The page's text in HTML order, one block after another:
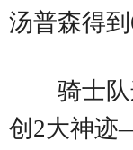
汤普森得到
骑士
创2大神迹